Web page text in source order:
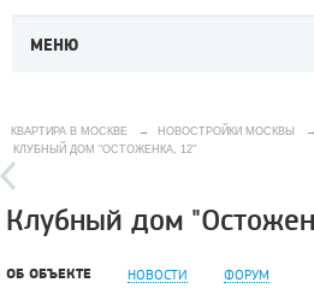
МЕНЮ
КВАРТИРА В МОСКВЕ → НОВОСТРОЙКИ МОСКВЫ →
КЛУБНЫЙ ДОМ "ОСТОЖЕНКА, 12"
Клубный дом
ОБ ОБЪЕКТЕ НОВОСТИ ФОРУМ